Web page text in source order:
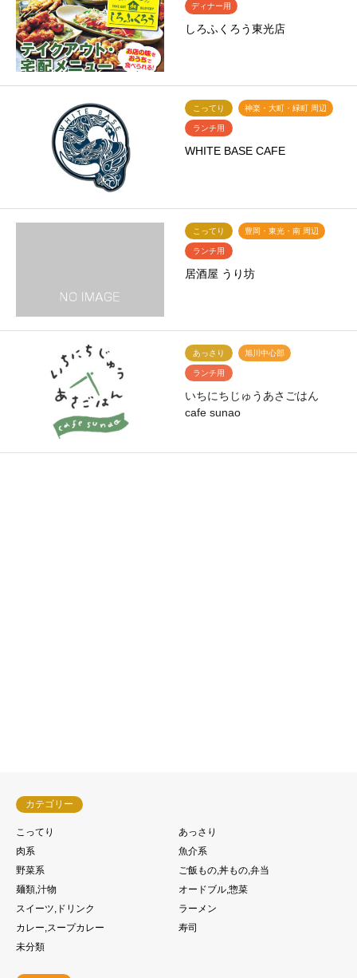
ディナー用
しろふくろう東光店
こってり 神楽・大町・緑町 周辺
ランチ用
WHITE BASE CAFE
こってり 豊岡・東光・南 周辺
ランチ用
居酒屋 うり坊
あっさり 旭川中心部
ランチ用
いちにちじゅうあさごはん
cafe sunao
カテゴリー
こってり
あっさり
肉系
魚介系
野菜系
ご飯もの,丼もの,弁当
麺類,汁物
オードブル,惣菜
スイーツ,ドリンク
ラーメン
カレー,スープカレー
寿司
未分類